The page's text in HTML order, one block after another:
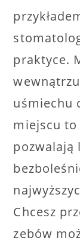
praktyce.
uśmiechu
miejscu
pozwalają
Chcesz
zębów